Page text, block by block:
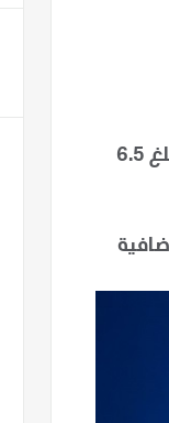
"فرتيجلوب" ستكون أكبر منصة متخصصة بتصدير الأسمدة النيتروجينية عالمياً بطاقة إنتاجية تبلغ 6.5